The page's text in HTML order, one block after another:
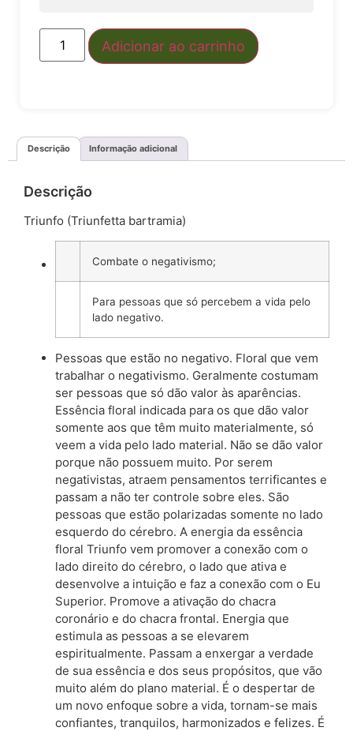
Adicionar ao carrinho
Descrição Informação adicional
Descrição
Triunfo (Triunfetta bartramia)
Combate o negativismo;
Para pessoas que só percebem a vida pelo
lado negativo.
Pessoas que estão no negativo. Floral que vem
trabalhar o negativismo. Geralmente costumam
ser pessoas que só dão valor às aparências.
Essência floral indicada para os que dão valor
somente aos que têm muito materialmente, só
veem a vida pelo lado material. Não se dão valor
porque não possuem muito. Por serem
negativistas, atraem pensamentos terrificantes e
passam a não ter controle sobre eles. São
pessoas que estão polarizadas somente no lado
esquerdo do cérebro. A energia da essência
floral Triunfo vem promover a conexão com o
lado direito do cérebro, o lado que ativa e
desenvolve a intuição e faz a conexão com o Eu
Superior. Promove a ativação do chacra
coronário e do chacra frontal. Energia que
estimula as pessoas a se elevarem
espiritualmente. Passam a enxergar a verdade
de sua essência e dos seus propósitos, que vão
muito além do plano material. É o despertar de
um novo enfoque sobre a vida, tornam-se mais
confiantes, tranquilos, harmonizados e felizes. É